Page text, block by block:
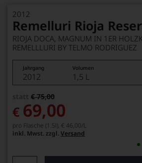
2012
Remelluri Rioja
RIOJA DOCA, MAGNUM IN 1ER
REMELLLURI BY TELMO RODRIGUEZ
Jahrgang Volumen
2012 1,5 L
€ 75,00
€ 69,00
pro Flasche (1.5l), € 46,00/L
inkl. Mwst. zzgl. Versand